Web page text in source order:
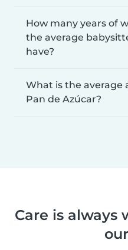
How many years of
the average
have?
What is the average
Pan de Azúcar?
Care is